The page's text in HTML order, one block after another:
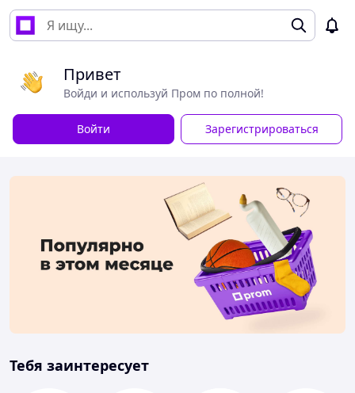
Привет
Войди и используй Пром по полной!
Войти Зарегистрироваться
Тебя заинтересует